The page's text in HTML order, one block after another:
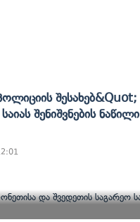
Შესახებ&quot;
Შენიშვნების Ნაწილი